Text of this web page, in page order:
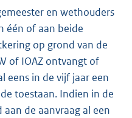
en wethouders
één of aan beide
op grond van de
of IOAZ ontvangt of
eens in de vijf jaar een
toestaan. Indien in de
de aanvraag al een